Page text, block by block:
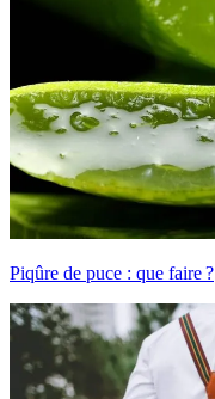
Piqûre de puce : que faire ?